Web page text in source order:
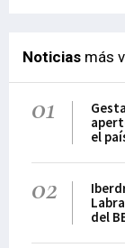
Noticias más
01
el
02
del